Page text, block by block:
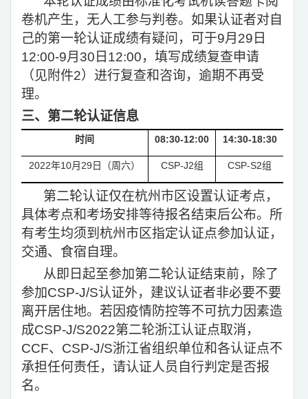
卷机产生，无人工参与判卷。如果认证者对自
己的第一轮认证成绩有疑问，可于9月29日
12:00-9月30日12:00，填写成绩复查申请
（见附件2）进行复查和咨询，逾期不再受
理。
三、第二轮认证信息
时间 08:30-12:00 14:30-18:30
2022年10月29日（周六） CSP-J2组 CSP-S2组
第二轮认证仅在杭州市区设置认证考点，
具体考点和考场安排等待报名结束后公布。所
有考生均须到杭州市区指定认证点参加认证，
交通、食宿自理。
从即日起至参加第二轮认证结束前，除了
参加CSP-J/S认证外，建议认证者非必要不要
离开居住地。若因疫情防控等不可抗力因素造
成CSP-J/S2022第二轮浙江认证点取消，
CCF、CSP-J/S浙江省组织单位和各认证点不
承担任何责任，请认证人员自行判定是否报
名。